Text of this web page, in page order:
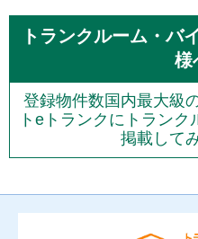
トランクルーム・バ
登録物件数国内最大級
トeトランクにトラン
掲載して